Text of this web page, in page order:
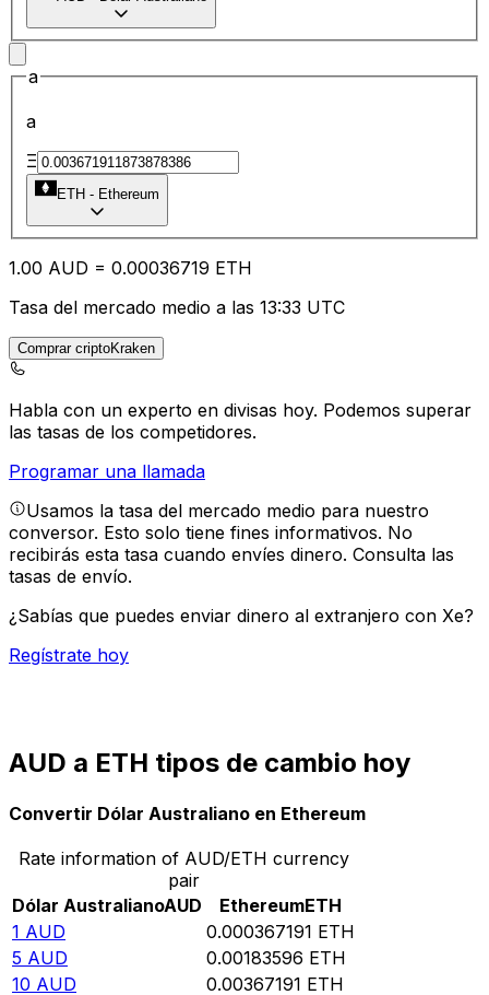
a
a
Ξ
ETH - Ethereum
1.00 AUD = 0.00036719 ETH
Tasa del mercado medio a las 13:33 UTC
Comprar criptoKraken
Habla con un experto en divisas hoy. Podemos superar
las tasas de los competidores.
Programar una llamada
Usamos la tasa del mercado medio para nuestro
conversor. Esto solo tiene fines informativos. No
recibirás esta tasa cuando envíes dinero. Consulta las
tasas de envío.
¿Sabías que puedes enviar dinero al extranjero con Xe?
Regístrate hoy
AUD a ETH tipos de cambio hoy
Convertir Dólar Australiano en Ethereum
Rate information of AUD/ETH currency
pair
Dólar AustralianoAUD EthereumETH
1 AUD 0.000367191 ETH
5 AUD 0.00183596 ETH
10 AUD 0.00367191 ETH